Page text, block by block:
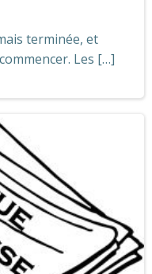
terminée, et
Les […]